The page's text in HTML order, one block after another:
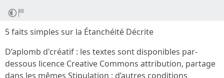
5 faits simples sur la Étanchéité Décrite
D’aplomb d'créatif : les textes sont disponibles par-
dessous licence Creative Commons attribution, partage
dans les mêmes Stipulation ; d’autres conditions